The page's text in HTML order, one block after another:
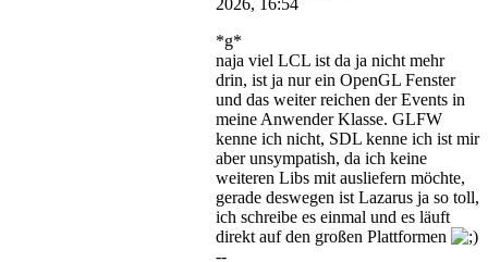
*g*
naja viel LCL ist da ja nicht mehr
drin, ist ja nur ein OpenGL Fenster
und das weiter reichen der Events in
meine Anwender Klasse. GLFW
kenne ich nicht, SDL kenne ich ist mir
aber unsympatish, da ich keine
weiteren Libs mit ausliefern möchte,
gerade deswegen ist Lazarus ja so toll,
ich schreibe es einmal und es läuft
direkt auf den großen Plattformen
--